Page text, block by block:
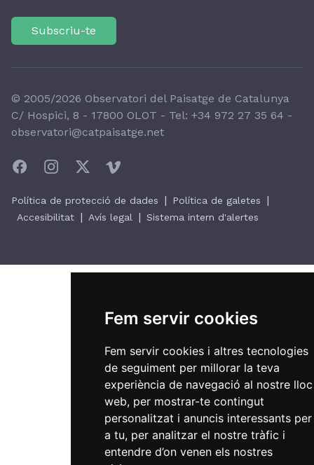
Fem servir cookies
Fem servir cookies i altres tecnologies
de seguiment per millorar la teva
experiència de navegació al nostre lloc
web, per mostrar-te contingut
personalitzat i anuncis interessants per
a tu, per analitzar el nostre tràfic i
entendre d’on venen els nostres
Subscriu-te
© 2005/2026 Observatori del Paisatge de Catalunya
C/ Hospici, 8 - 17800 OLOT - Tel: +34 972 27 35 64 -
observatori@catpaisatge.net
Política de protecció de dades | Política de galetes |
Accesibilitat | Avís legal | Sistema intern d'alertes